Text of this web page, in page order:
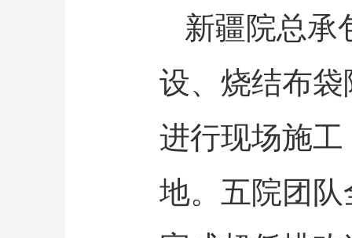
新疆院总承
设、烧结布
进行现场施
地。五院团